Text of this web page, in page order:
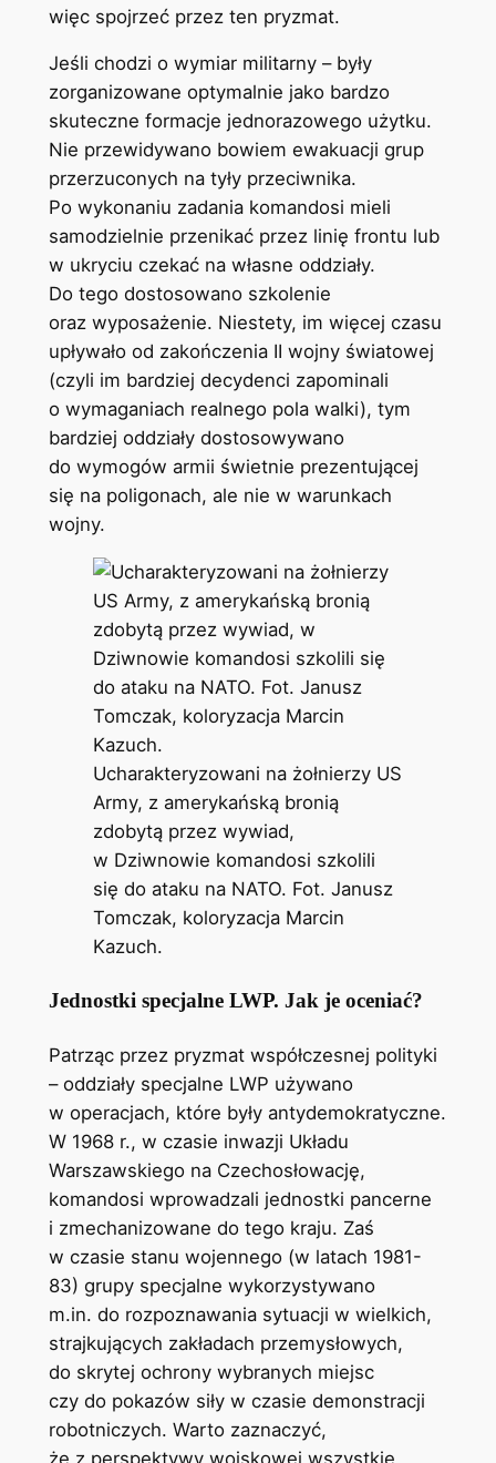
więc spojrzeć przez ten pryzmat.
Jeśli chodzi o wymiar militarny – były
zorganizowane optymalnie jako bardzo
skuteczne formacje jednorazowego użytku.
Nie przewidywano bowiem ewakuacji grup
przerzuconych na tyły przeciwnika.
Po wykonaniu zadania komandosi mieli
samodzielnie przenikać przez linię frontu lub
w ukryciu czekać na własne oddziały.
Do tego dostosowano szkolenie
oraz wyposażenie. Niestety, im więcej czasu
upływało od zakończenia II wojny światowej
(czyli im bardziej decydenci zapominali
o wymaganiach realnego pola walki), tym
bardziej oddziały dostosowywano
do wymogów armii świetnie prezentującej
się na poligonach, ale nie w warunkach
wojny.
Ucharakteryzowani na żołnierzy US
Army, z amerykańską bronią
zdobytą przez wywiad,
w Dziwnowie komandosi szkolili
się do ataku na NATO. Fot. Janusz
Tomczak, koloryzacja Marcin
Kazuch.
Jednostki specjalne LWP. Jak je oceniać?
Patrząc przez pryzmat współczesnej polityki
– oddziały specjalne LWP używano
w operacjach, które były antydemokratyczne.
W 1968 r., w czasie inwazji Układu
Warszawskiego na Czechosłowację,
komandosi wprowadzali jednostki pancerne
i zmechanizowane do tego kraju. Zaś
w czasie stanu wojennego (w latach 1981-
83) grupy specjalne wykorzystywano
m.in. do rozpoznawania sytuacji w wielkich,
strajkujących zakładach przemysłowych,
do skrytej ochrony wybranych miejsc
czy do pokazów siły w czasie demonstracji
robotniczych. Warto zaznaczyć,
że z perspektywy wojskowej wszystkie